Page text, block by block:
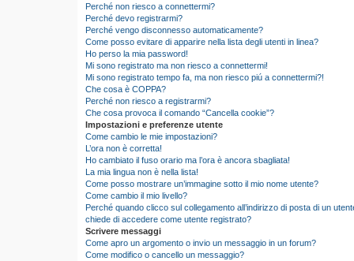
Perché non riesco a connettermi?
Perché devo registrarmi?
Perché vengo disconnesso automaticamente?
Come posso evitare di apparire nella lista degli utenti in linea?
Ho perso la mia password!
Mi sono registrato ma non riesco a connettermi!
Mi sono registrato tempo fa, ma non riesco piú a connettermi?!
Che cosa è COPPA?
Perché non riesco a registrarmi?
Che cosa provoca il comando “Cancella cookie”?
Impostazioni e preferenze utente
Come cambio le mie impostazioni?
L’ora non è corretta!
Ho cambiato il fuso orario ma l’ora è ancora sbagliata!
La mia lingua non è nella lista!
Come posso mostrare un’immagine sotto il mio nome utente?
Come cambio il mio livello?
Perché quando clicco sul collegamento all’indirizzo di posta di un
chiede di accedere come utente registrato?
Scrivere messaggi
Come apro un argomento o invio un messaggio in un forum?
Come modifico o cancello un messaggio?